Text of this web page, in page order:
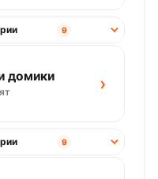
9
домики ›
9